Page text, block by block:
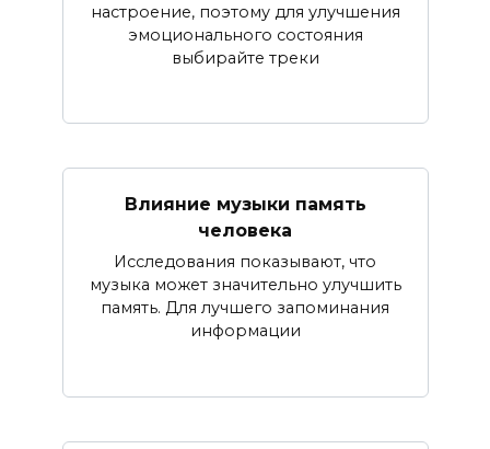
настроение, поэтому для улучшения
эмоционального состояния
выбирайте треки
Влияние музыки память
человека
Исследования показывают, что
музыка может значительно улучшить
память. Для лучшего запоминания
информации